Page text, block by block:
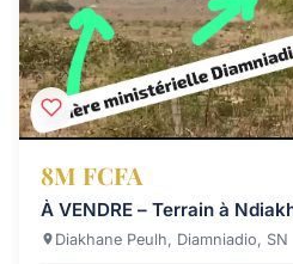
8M FCFA
À VENDRE – Terrain à
Diakhane Peulh, Diamniadio, SN